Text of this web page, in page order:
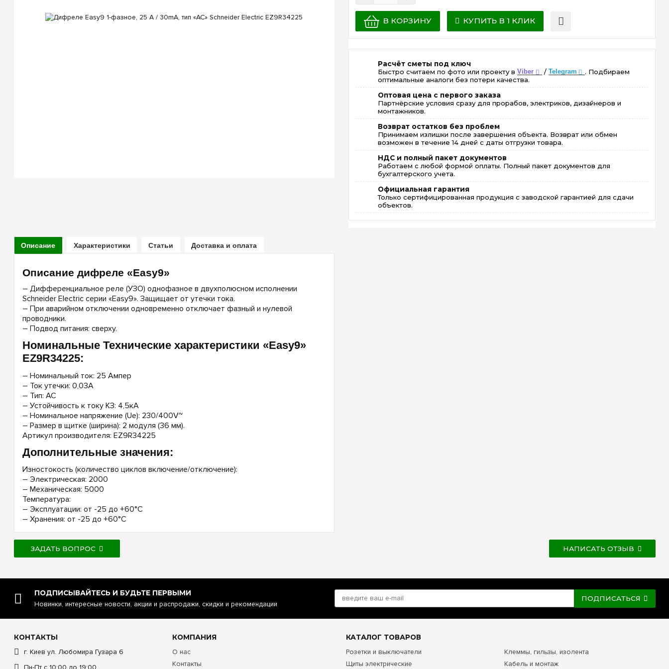
В КОРЗИНУ КУПИТЬ В 1 КЛИК
Расчёт сметы под ключ
Быстро считаем по фото или проекту вViber / Telegram
. Подбираем
оптимальные аналоги без потери качества.
Оптовая цена с первого заказа
Партнёрские условия сразу для прорабов, электриков, дизайнеров и
монтажников.
Возврат остатков без проблем
Принимаем излишки после завершения объекта. Возврат или обмен
возможен в течение 14 дней с даты отгрузки товара.
НДС и полный пакет документов
Работаем с любой формой оплаты. Полный пакет документов для
бухгалтерского учета.
Официальная гарантия
Только сертифицированная продукция с заводской гарантией для сдачи
объектов.
Описание Характеристики Статьи Доставка и оплата
Описание дифреле «Easy9»
– Дифференциальное реле (УЗО) однофазное в двухполюсном исполнении
Schneider Electric серии «Easy9». Защищает от утечки тока.
– При аварийном отключении одновременно отключает фазный и нулевой
проводники.
– Подвод питания: сверху.
Номинальные Технические характеристики «Easy9»
EZ9R34225:
– Номинальный ток: 25 Ампер
– Ток утечки: 0,03А
– Тип: AC
– Устойчивость к току КЗ: 4,5кА
– Номинальное напряжение (Ue): 230/400V~
– Размер в щитке (ширина): 2 модуля (36 мм).
Артикул производителя: EZ9R34225
Дополнительные значения:
Изностокость (количество циклов включение/отключение):
– Электрическая: 2000
– Механическая: 5000
Температура:
– Эксплуатации: от -25 до +60°C
– Хранения: от -25 до +60°C
ЗАДАТЬ ВОПРОС НАПИСАТЬ ОТЗЫВ
ПОДПИСЫВАЙТЕСЬ И БУДЬТЕ ПЕРВЫМИ
Новинки, интересные новости, акции и распродажи, скидки и рекомендации
ПОДПИСАТЬСЯ
КОНТАКТЫ
г. Киев ул. Любомира Гузара 6
Пн-Пт с 10:00 до 19:00
КОМПАНИЯ
О нас
Контакты
КАТАЛОГ ТОВАРОВ
Розетки и выключатели
Щиты электрические
Клеммы, гильзы, изолента
Кабель и монтаж